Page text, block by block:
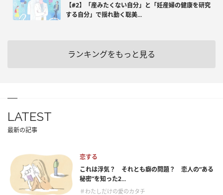
【#2】「産みたくない自分」と「妊産婦の健康を研究
する自分」で揺れ動く聡美...
ランキングをもっと見る
LATEST
最新の記事
恋する
これは浮気？ それとも癖の問題？ 恋人の“ある
秘密”を知った2...
＃わたしだけの愛のカタチ